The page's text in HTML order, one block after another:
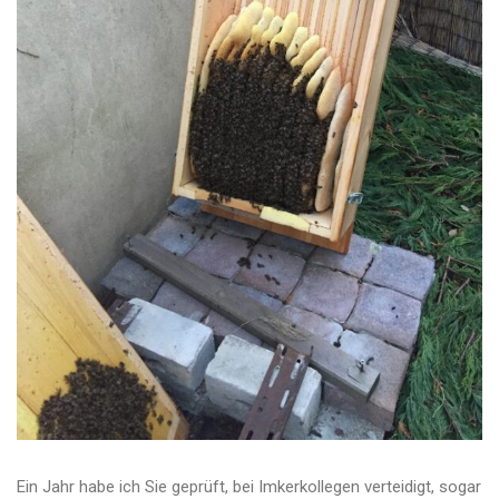
Ein Jahr habe ich Sie geprüft, bei Imkerkollegen verteidigt, sogar